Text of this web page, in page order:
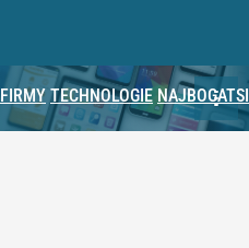
FIRMY TECHNOLOGIE NAJBOGATSI